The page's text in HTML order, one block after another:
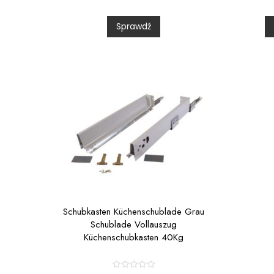
0
o
u
t
Sprawdź
t
Schubkasten Küchenschublade Grau
Schublade Vollauszug
Küchenschubkasten 40Kg